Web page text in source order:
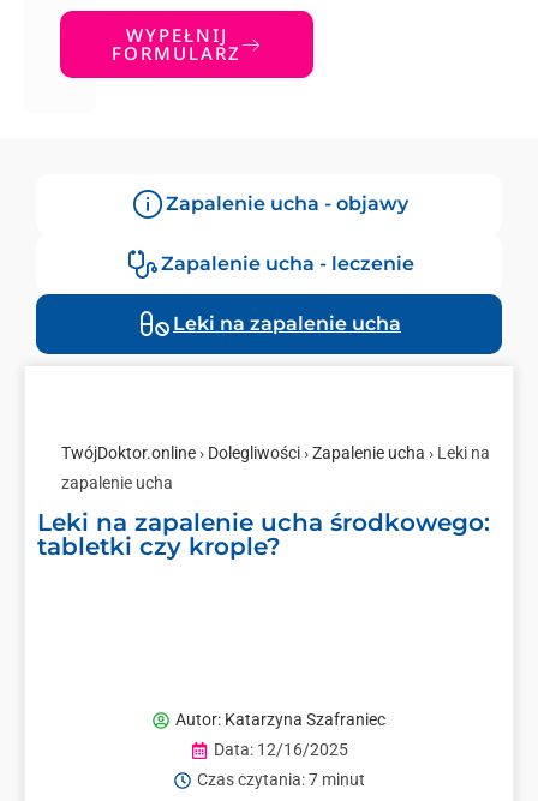
WYPEŁNIJ
FORMULARZ
Zapalenie ucha - objawy
Zapalenie ucha - leczenie
Leki na zapalenie ucha
TwójDoktor.online › Dolegliwości ›Zapalenie ucha › Leki na
zapalenie ucha
Leki na zapalenie ucha środkowego:
tabletki czy krople?
Autor: Katarzyna Szafraniec
Data: 12/16/2025
Czas czytania: 7 minut